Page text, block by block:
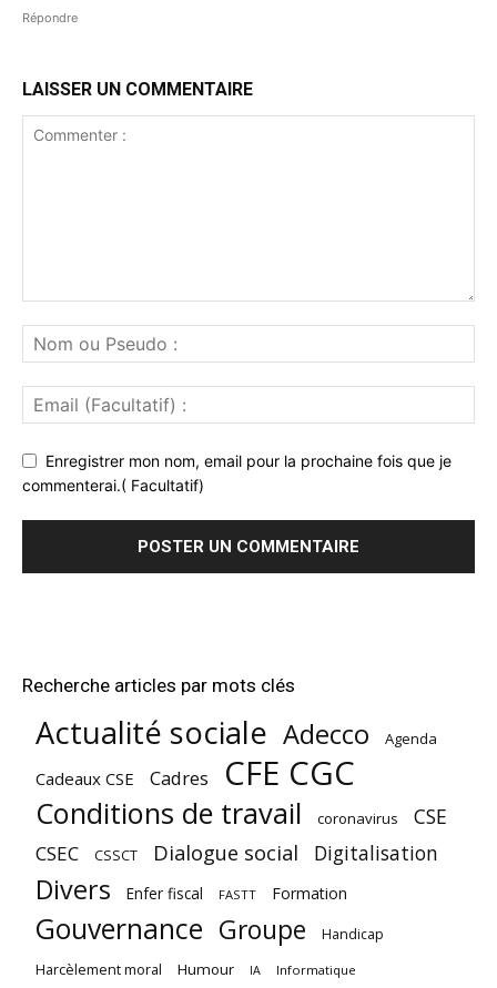
Répondre
LAISSER UN COMMENTAIRE
Enregistrer mon nom, email pour la prochaine fois que je
commenterai.( Facultatif)
Recherche articles par mots clés
Actualité sociale Adecco Agenda
Cadeaux CSE Cadres CFE CGC
Conditions de travail coronavirus CSE
CSEC CSSCT Dialogue social Digitalisation
Divers Enfer fiscal FASTT Formation
Gouvernance Groupe Handicap
Harcèlement moral Humour IA Informatique